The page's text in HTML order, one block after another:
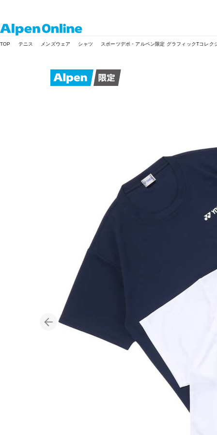
Online
TOP テニス メンズウェア シャツ スポーツデポ・アルペン限定 グラフィックTコレク